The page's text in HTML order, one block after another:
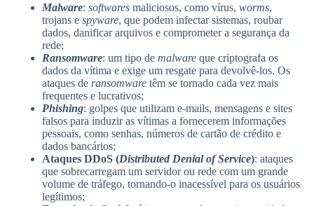
Malware: softwares maliciosos, como vírus, worms,
trojans e spyware, que podem infectar sistemas, roubar
dados, danificar arquivos e comprometer a segurança da
rede;
Ransomware: um tipo de malware que criptografa os
dados da vítima e exige um resgate para devolvê-los. Os
ataques de ransomware têm se tornado cada vez mais
frequentes e lucrativos;
Phishing: golpes que utilizam e-mails, mensagens e sites
falsos para induzir as vítimas a fornecerem informações
pessoais, como senhas, números de cartão de crédito e
dados bancários;
Ataques DDoS (Distributed Denial of Service): ataques
que sobrecarregam um servidor ou rede com um grande
volume de tráfego, tornando-o inacessível para os usuários
legítimos;